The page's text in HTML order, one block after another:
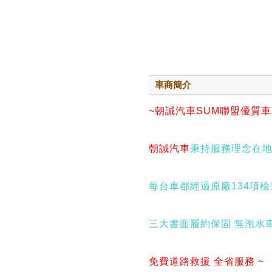
車商簡介
~朝誠汽車SUM聯盟優質
朝誠汽車秉持服務理念在
每台車都經過原廠134項
三大書面履約保固 無泡水
免費道路救援 全省服務 ~